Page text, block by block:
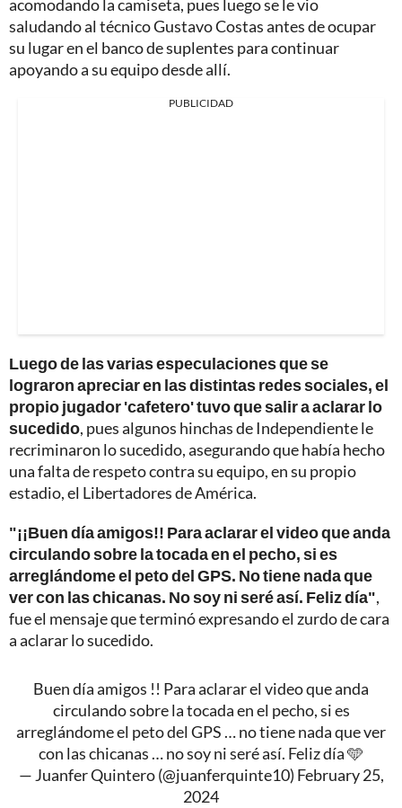
acomodando la camiseta, pues luego se le vio
saludando al técnico Gustavo Costas antes de ocupar
su lugar en el banco de suplentes para continuar
apoyando a su equipo desde allí.
PUBLICIDAD
Luego de las varias especulaciones que se
lograron apreciar en las distintas redes sociales, el
propio jugador 'cafetero' tuvo que salir a aclarar lo
sucedido, pues algunos hinchas de Independiente le
recriminaron lo sucedido, asegurando que había hecho
una falta de respeto contra su equipo, en su propio
estadio, el Libertadores de América.
"¡¡Buen día amigos!! Para aclarar el video que anda
circulando sobre la tocada en el pecho, si es
arreglándome el peto del GPS. No tiene nada que
ver con las chicanas. No soy ni seré así. Feliz día",
fue el mensaje que terminó expresando el zurdo de cara
a aclarar lo sucedido.
Buen día amigos !! Para aclarar el video que anda
circulando sobre la tocada en el pecho, si es
arreglándome el peto del GPS … no tiene nada que ver
con las chicanas … no soy ni seré así. Feliz día 🩵
— Juanfer Quintero (@juanferquinte10) February 25,
2024